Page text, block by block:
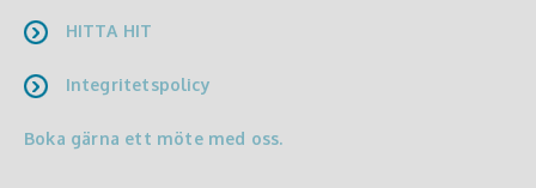
HITTA HIT
Integritetspolicy
Boka gärna ett möte med oss.